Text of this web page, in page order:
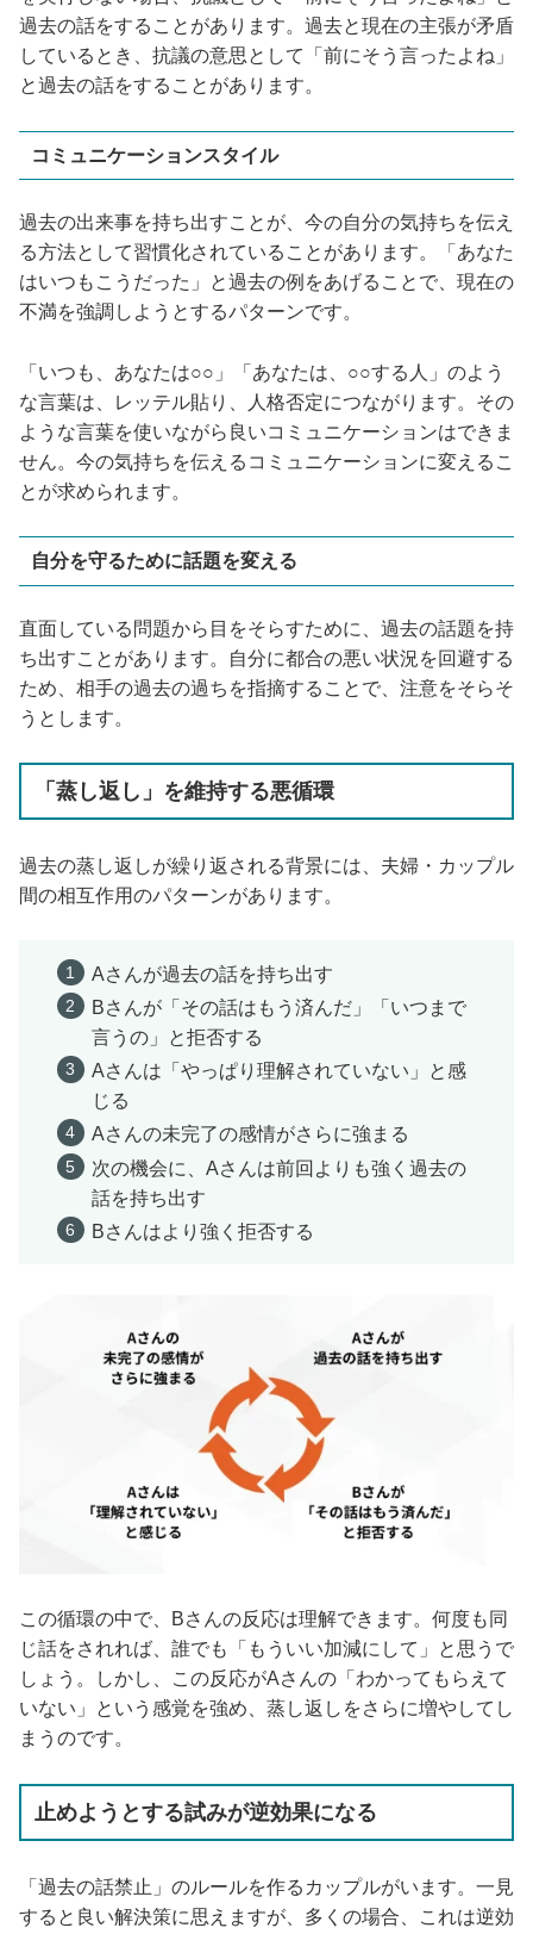
過去の話をすることがあります。過去と現在の主張が矛盾
しているとき、抗議の意思として「前にそう言ったよね」
と過去の話をすることがあります。
コミュニケーションスタイル
過去の出来事を持ち出すことが、今の自分の気持ちを伝え
る方法として習慣化されていることがあります。「あなた
はいつもこうだった」と過去の例をあげることで、現在の
不満を強調しようとするパターンです。
「いつも、あなたは○○」「あなたは、○○する人」のよう
な言葉は、レッテル貼り、人格否定につながります。その
ような言葉を使いながら良いコミュニケーションはできま
せん。今の気持ちを伝えるコミュニケーションに変えるこ
とが求められます。
自分を守るために話題を変える
直面している問題から目をそらすために、過去の話題を持
ち出すことがあります。自分に都合の悪い状況を回避する
ため、相手の過去の過ちを指摘することで、注意をそらそ
うとします。
「蒸し返し」を維持する悪循環
過去の蒸し返しが繰り返される背景には、夫婦・カップル
間の相互作用のパターンがあります。
Aさんが過去の話を持ち出す
Bさんが「その話はもう済んだ」「いつまで
言うの」と拒否する
Aさんは「やっぱり理解されていない」と感
じる
Aさんの未完了の感情がさらに強まる
次の機会に、Aさんは前回よりも強く過去の
話を持ち出す
Bさんはより強く拒否する
この循環の中で、Bさんの反応は理解できます。何度も同
じ話をされれば、誰でも「もういい加減にして」と思うで
しょう。しかし、この反応がAさんの「わかってもらえて
いない」という感覚を強め、蒸し返しをさらに増やしてし
まうのです。
止めようとする試みが逆効果になる
「過去の話禁止」のルールを作るカップルがいます。一見
すると良い解決策に思えますが、多くの場合、これは逆効